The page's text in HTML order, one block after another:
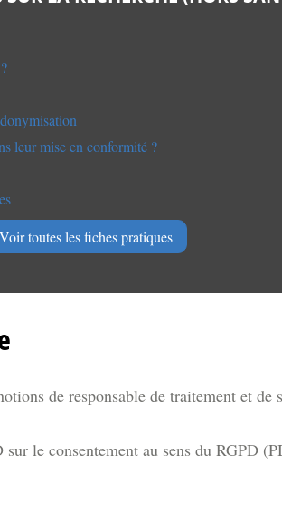
leur mise en conformité ?
Voir toutes les fiches pratiques
de responsable de traitement et de
le consentement au sens du RGPD